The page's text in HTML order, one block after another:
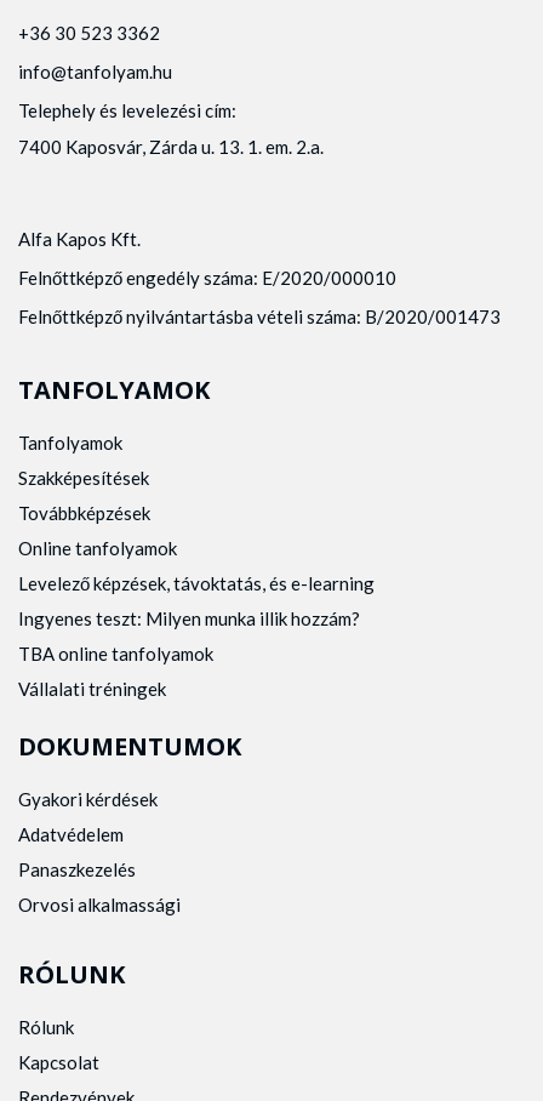
+36 30 523 3362
info@tanfolyam.hu
Telephely és levelezési cím:
7400 Kaposvár, Zárda u. 13. 1. em. 2.a.
Alfa Kapos Kft.
Felnőttképző engedély száma: E/2020/000010
Felnőttképző nyilvántartásba vételi száma: B/2020/001473
TANFOLYAMOK
Tanfolyamok
Szakképesítések
Továbbképzések
Online tanfolyamok
Levelező képzések, távoktatás, és e-learning
Ingyenes teszt: Milyen munka illik hozzám?
TBA online tanfolyamok
Vállalati tréningek
DOKUMENTUMOK
Gyakori kérdések
Adatvédelem
Panaszkezelés
Orvosi alkalmassági
RÓLUNK
Rólunk
Kapcsolat